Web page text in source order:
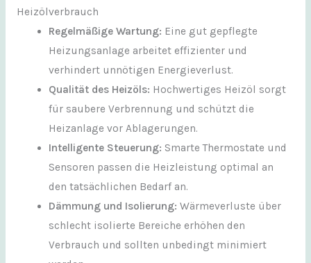
Heizölverbrauch
Regelmäßige Wartung: Eine gut gepflegte
Heizungsanlage arbeitet effizienter und
verhindert unnötigen Energieverlust.
Qualität des Heizöls: Hochwertiges Heizöl sorgt
für saubere Verbrennung und schützt die
Heizanlage vor Ablagerungen.
Intelligente Steuerung: Smarte Thermostate und
Sensoren passen die Heizleistung optimal an
den tatsächlichen Bedarf an.
Dämmung und Isolierung: Wärmeverluste über
schlecht isolierte Bereiche erhöhen den
Verbrauch und sollten unbedingt minimiert